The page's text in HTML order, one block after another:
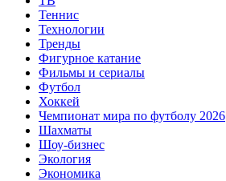
Теннис
Технологии
Тренды
Фигурное катание
Фильмы и сериалы
Футбол
Хоккей
Чемпионат мира по футболу 2026
Шахматы
Шоу-бизнес
Экология
Экономика